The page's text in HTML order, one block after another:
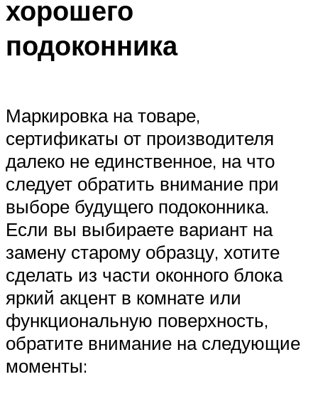
хорошего
подоконника
Маркировка на товаре,
сертификаты от производителя
далеко не единственное, на что
следует обратить внимание при
выборе будущего подоконника.
Если вы выбираете вариант на
замену старому образцу, хотите
сделать из части оконного блока
яркий акцент в комнате или
функциональную поверхность,
обратите внимание на следующие
моменты: